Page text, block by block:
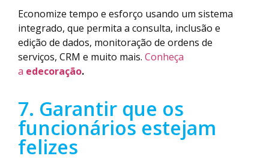
Economize tempo e esforço usando um sistema
integrado, que permita a consulta, inclusão e
edição de dados, monitoração de ordens de
serviços, CRM e muito mais. Conheça
a edecoração.
7. Garantir que os
funcionários estejam
felizes